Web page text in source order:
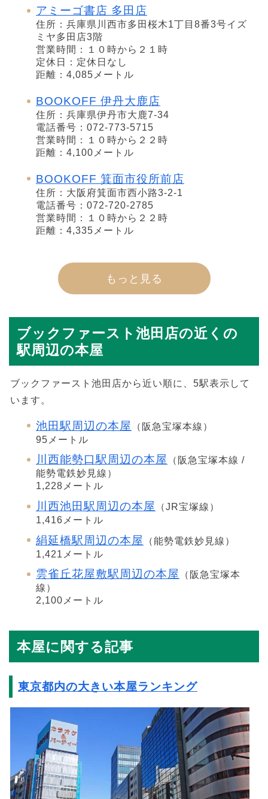
アミーゴ書店 多田店
住所：兵庫県川西市多田桜木1丁目8番3号イズ
ミヤ多田店3階
営業時間：１０時から２１時
定休日：定休日なし
距離：4,085メートル
BOOKOFF 伊丹大鹿店
住所：兵庫県伊丹市大鹿7-34
電話番号：072-773-5715
営業時間：１０時から２２時
距離：4,100メートル
BOOKOFF 箕面市役所前店
住所：大阪府箕面市西小路3-2-1
電話番号：072-720-2785
営業時間：１０時から２２時
距離：4,335メートル
もっと見る
ブックファースト池田店の近くの
駅周辺の本屋
ブックファースト池田店から近い順に、5駅表示して
います。
池田駅周辺の本屋
（阪急宝塚本線）
95メートル
川西能勢口駅周辺の本屋
（阪急宝塚本線 /
能勢電鉄妙見線）
1,228メートル
川西池田駅周辺の本屋
（JR宝塚線）
1,416メートル
絹延橋駅周辺の本屋
（能勢電鉄妙見線）
1,421メートル
雲雀丘花屋敷駅周辺の本屋
（阪急宝塚本
線）
2,100メートル
本屋に関する記事
東京都内の大きい本屋ランキング